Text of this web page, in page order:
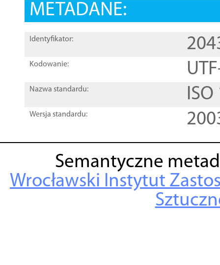
METADANE:
Identyfikator:
Kodowanie:
Nazwa standardu:
Wersja standardu:
Semantyczne
Wrocławski Instytut